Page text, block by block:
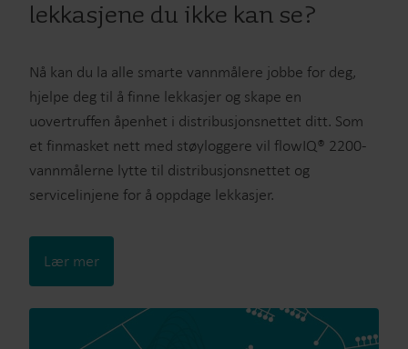
lekkasjene du ikke kan se?
Nå kan du la alle smarte vannmålere jobbe for deg,
hjelpe deg til å finne lekkasjer og skape en
uovertruffen åpenhet i distribusjonsnettet ditt. Som
et finmasket nett med støyloggere vil flowIQ® 2200-
vannmålerne lytte til distribusjonsnettet og
servicelinjene for å oppdage lekkasjer.
Lær mer